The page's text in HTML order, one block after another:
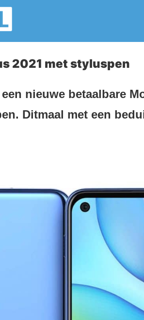
2021 met styluspen
nieuwe betaalbare
Ditmaal met een